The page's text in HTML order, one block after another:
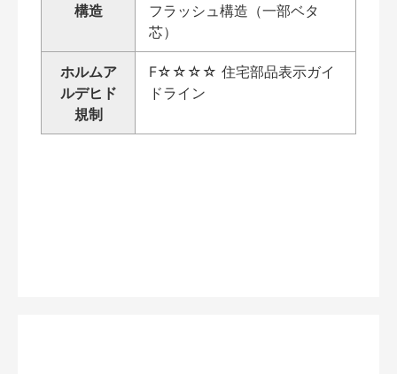
構造
フラッシュ構造（一部ベタ
芯）
ホルムア
ルデヒド
規制
F☆☆☆☆ 住宅部品表示ガイ
ドライン